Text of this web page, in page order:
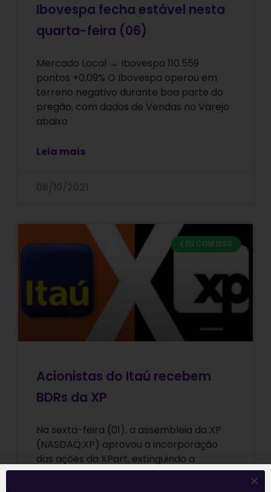
Ibovespa fecha estável nesta
quarta-feira (06)
Mercado Local → Ibovespa 110.559
pontos +0,09% O Ibovespa operou em
terreno negativo durante boa parte do
pregão, com dados de Vendas no Varejo
abaixo
Leia mais
E EU COM ISSO
Acionistas do Itaú recebem
BDRs da XP
Na sexta-feira (01), a assembleia da XP
(NASDAQ:XP) aprovou a incorporação
das ações da XPart, extinguindo a
companhia. Os BDRs (Brazilian